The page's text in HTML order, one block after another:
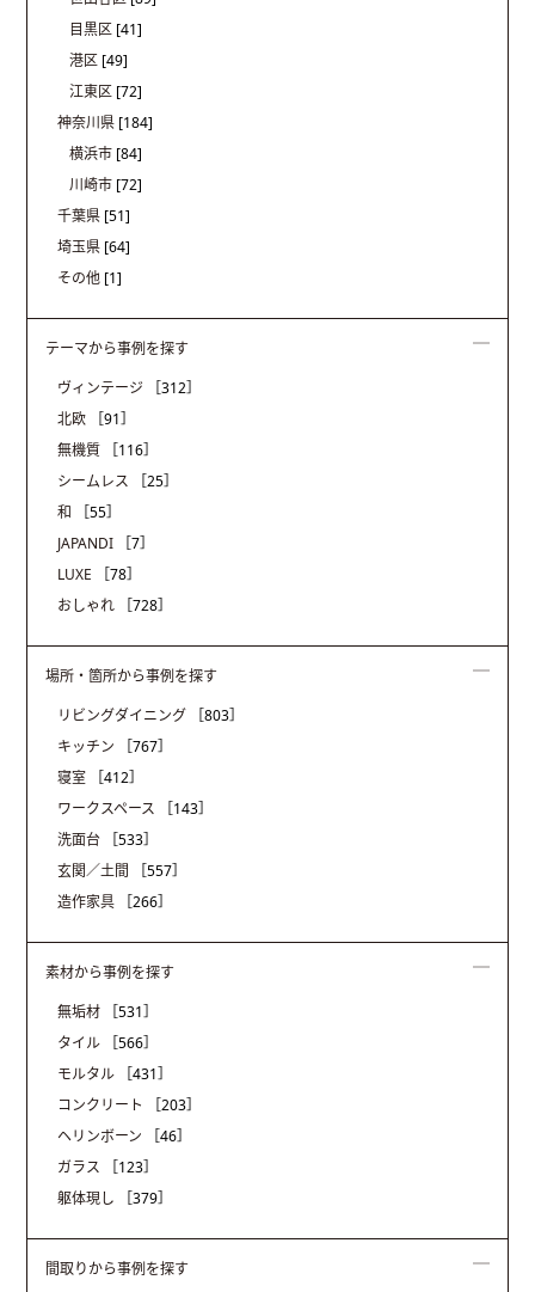
目黒区 [41]
港区 [49]
江東区 [72]
神奈川県 [184]
横浜市 [84]
川崎市 [72]
千葉県 [51]
埼玉県 [64]
その他 [1]
テーマから事例を探す
ヴィンテージ
［312］
北欧
［91］
無機質
［116］
シームレス
［25］
和
［55］
JAPANDI
［7］
LUXE
［78］
おしゃれ
［728］
場所・箇所から事例を探す
リビングダイニング
［803］
キッチン
［767］
寝室
［412］
ワークスペース
［143］
洗面台
［533］
玄関／土間
［557］
造作家具
［266］
素材から事例を探す
無垢材
［531］
タイル
［566］
モルタル
［431］
コンクリート
［203］
ヘリンボーン
［46］
ガラス
［123］
躯体現し
［379］
間取りから事例を探す